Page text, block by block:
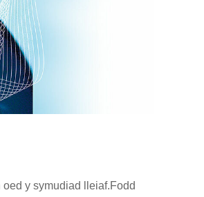
y symudiad lleiaf.Fodd